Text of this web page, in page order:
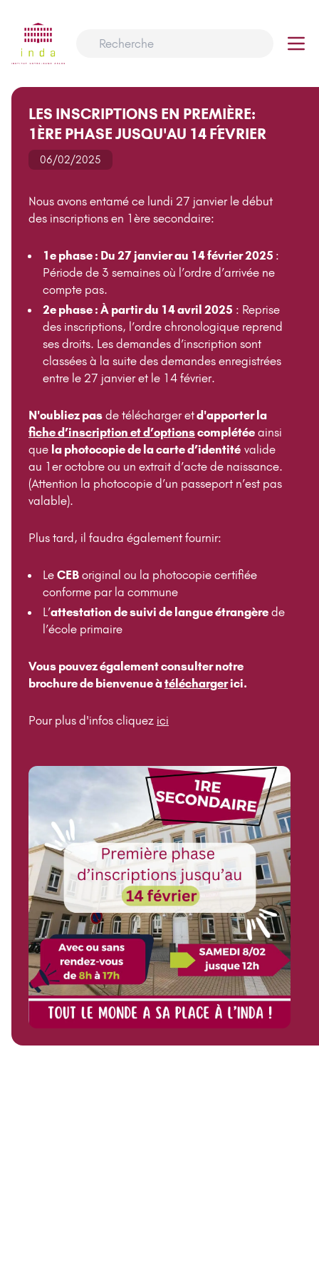
LES INSCRIPTIONS EN PREMIÈRE:
1ÈRE PHASE JUSQU'AU 14 FÉVRIER
06/02/2025
Nous avons entamé ce lundi 27 janvier le début
des inscriptions en 1ère secondaire:
1e phase : Du 27 janvier au 14 février 2025 :
Période de 3 semaines où l’ordre d’arrivée ne
compte pas.
2e phase : À partir du 14 avril 2025 : Reprise
des inscriptions, l’ordre chronologique reprend
ses droits. Les demandes d’inscription sont
classées à la suite des demandes enregistrées
entre le 27 janvier et le 14 février.
N'oubliez pas de télécharger etd'apporter la
fiche d’inscription et d’optionscomplétée ainsi
que la photocopie de la carte d’identité valide
au 1er octobre ou un extrait d’acte de naissance.
(Attention la photocopie d’un passeport n’est pas
valable).
Plus tard, il faudra également fournir:
Le CEB original ou la photocopie certifiée
conforme par la commune
L’attestation de suivi de langue étrangère de
l’école primaire
Vous pouvez également consulter notre
brochure de bienvenue àtéléchargerici.
Pour plus d'infos cliquez ici